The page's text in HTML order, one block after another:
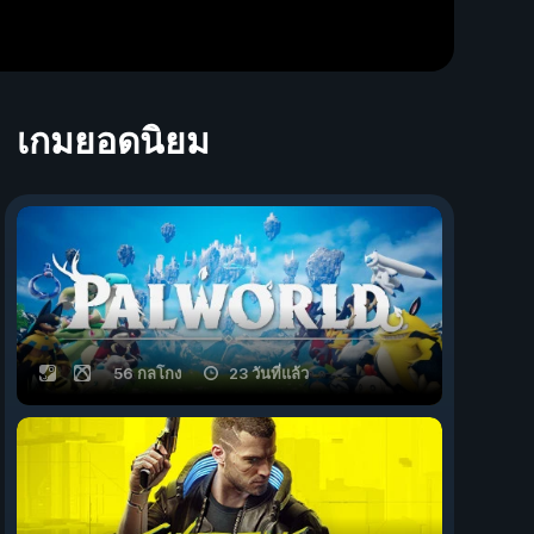
เกมยอดนิยม
56 กลโกง 23 วันที่แล้ว